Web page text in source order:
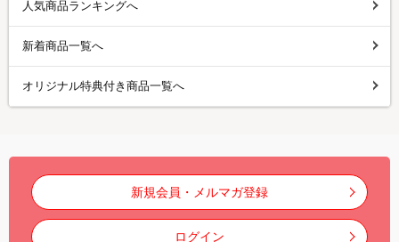
人気商品ランキングへ
新着商品一覧へ
オリジナル特典付き商品一覧へ
新規会員・メルマガ登録
ログイン